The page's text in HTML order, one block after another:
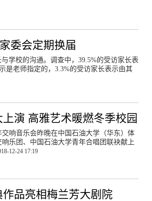
委会定期换届
学校的沟通。调查中，39.5%的受访家长表
是老师指定的，3.3%的受访家长表示由其
演 高雅艺术暖燃冬季校园
响音乐会昨晚在中国石油大学（华东）体
乐团、中国石油大学青年合唱团联袂献上
12-24 17:19
品亮相梅兰芳大剧院